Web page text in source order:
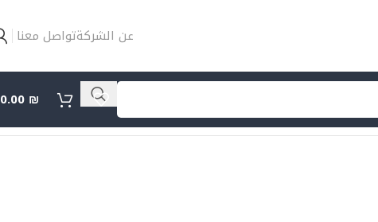
عن الشركةتواصل معنا
0.00 ₪